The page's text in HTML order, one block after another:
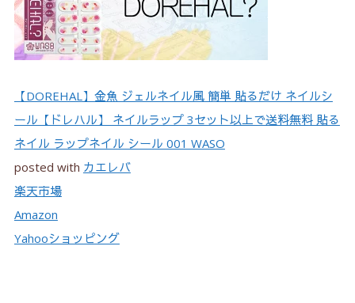
【DOREHAL】金魚 ジェルネイル風 簡単 貼るだけ ネイルシ
ール【ドレハル】 ネイルラップ 3セット以上で送料無料 貼る
ネイル ラップネイル シール 001 WASO
posted with カエレバ
楽天市場
Amazon
Yahooショッピング